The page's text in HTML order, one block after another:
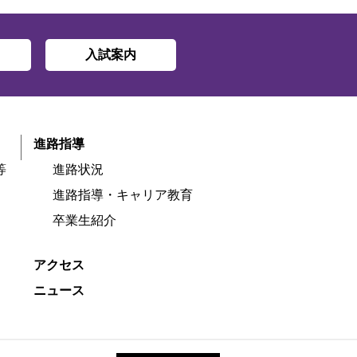
入試案内
進路指導
進路状況
進路指導・キャリア教育
卒業生紹介
アクセス
ニュース